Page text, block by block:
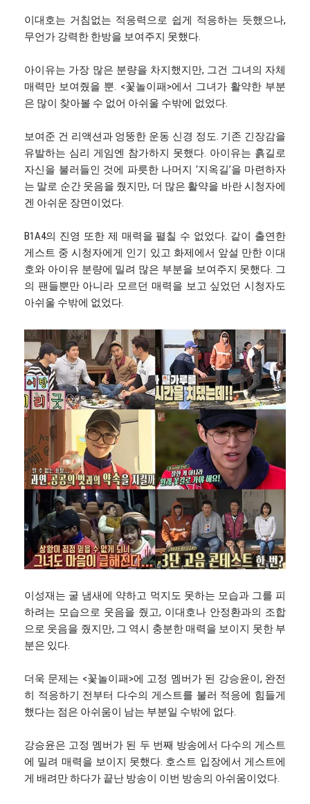
이대호는 거침없는 적응력으로 쉽게 적응하는 듯했으나,
무언가 강력한 한방을 보여주지 못했다.
아이유는 가장 많은 분량을 차지했지만, 그건 그녀의 자체
매력만 보여줬을 뿐. <꽃놀이패>에서 그녀가 활약한 부분
은 많이 찾아볼 수 없어 아쉬울 수밖에 없었다.
보여준 건 리액션과 엉뚱한 운동 신경 정도. 기존 긴장감을
유발하는 심리 게임엔 참가하지 못했다. 아이유는 흙길로
자신을 불러들인 것에 파릇한 나머지 ‘지옥길’을 마련하자
는 말로 순간 웃음을 줬지만, 더 많은 활약을 바란 시청자에
겐 아쉬운 장면이었다.
B1A4의 진영 또한 제 매력을 펼칠 수 없었다. 같이 출연한
게스트 중 시청자에게 인기 있고 화제에서 앞설 만한 이대
호와 아이유 분량에 밀려 많은 부분을 보여주지 못했다. 그
의 팬들뿐만 아니라 모르던 매력을 보고 싶었던 시청자도
아쉬울 수밖에 없었다.
이성재는 굴 냄새에 약하고 먹지도 못하는 모습과 그를 피
하려는 모습으로 웃음을 줬고, 이대호나 안정환과의 조합
으로 웃음을 줬지만, 그 역시 충분한 매력을 보이지 못한 부
분은 있다.
더욱 문제는 <꽃놀이패>에 고정 멤버가 된 강승윤이, 완전
히 적응하기 전부터 다수의 게스트를 불러 적응에 힘들게
했다는 점은 아쉬움이 남는 부분일 수밖에 없다.
강승윤은 고정 멤버가 된 두 번째 방송에서 다수의 게스트
에 밀려 매력을 보이지 못했다. 호스트 입장에서 게스트에
게 배려만 하다가 끝난 방송이 이번 방송의 아쉬움이었다.